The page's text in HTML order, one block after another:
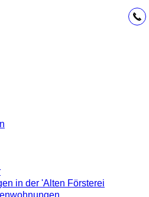
in der 'Alten Försterei